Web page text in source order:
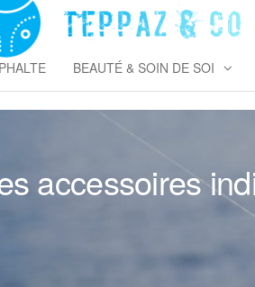
BEAUTÉ & SOIN DE SOI
accessoires